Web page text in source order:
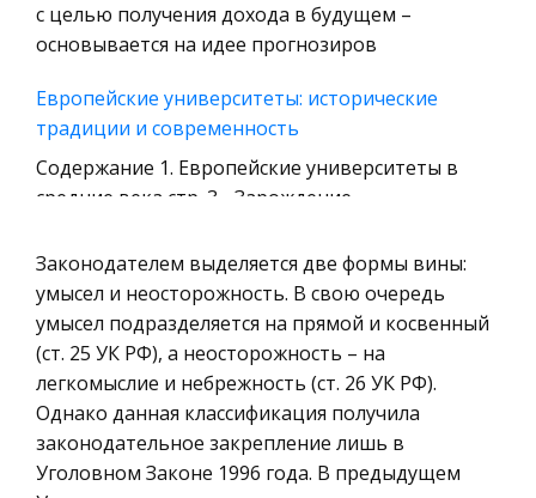
Охрана природы, Экология,
Природопользование
Военная кафедра
Социология
Страховое право
Экономика и Финансы
Химия
Металлургия
Микроэкономика, экономика предприятия,
предпринимательство
Историческая личность
с целью получения дохода в будущем –
основывается на идее прогнозиров
Европейские университеты: исторические
традиции и современность
Содержание 1. Европейские университеты в
средние века стр. 3 - Зарождение
Университеты и университетские корпорации.
стр. 4 - Организация и программы учеб
Киевское метро
Населення Лондона все частіше користувалось
саме цим засобом пересування, і за небачено
короткий час потік пасажирів метро збільшився
настільки, що перевершив найбільш
Законодателем выделяется две формы вины:
умысел и неосторожность. В свою очередь
умысел подразделяется на прямой и косвенный
(ст. 25 УК РФ), а неосторожность – на
легкомыслие и небрежность (ст. 26 УК РФ).
Однако данная классификация получила
законодательное закрепление лишь в
Уголовном Законе 1996 года. В предыдущем